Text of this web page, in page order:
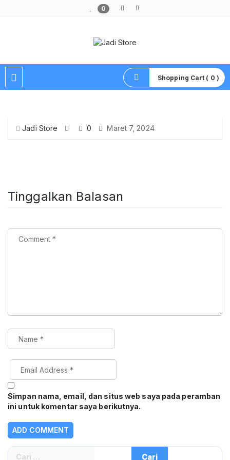
0
Shopping Cart ( 0 )
Jadi Store 0 Maret 7, 2024
Tinggalkan Balasan
Simpan nama, email, dan situs web saya pada peramban
ini untuk komentar saya berikutnya.
Cari